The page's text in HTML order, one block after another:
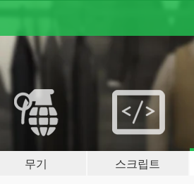
무기 스크립트